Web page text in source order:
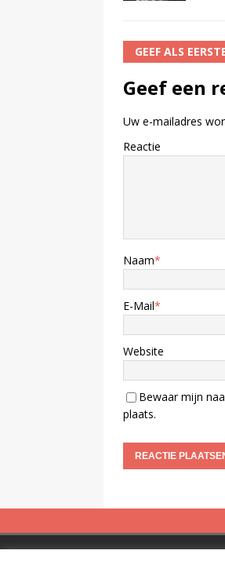
GEEF ALS
Geef een
Uw e-mailadres
Reactie
Naam*
E-Mail*
Website
Bewaar mijn
plaats.